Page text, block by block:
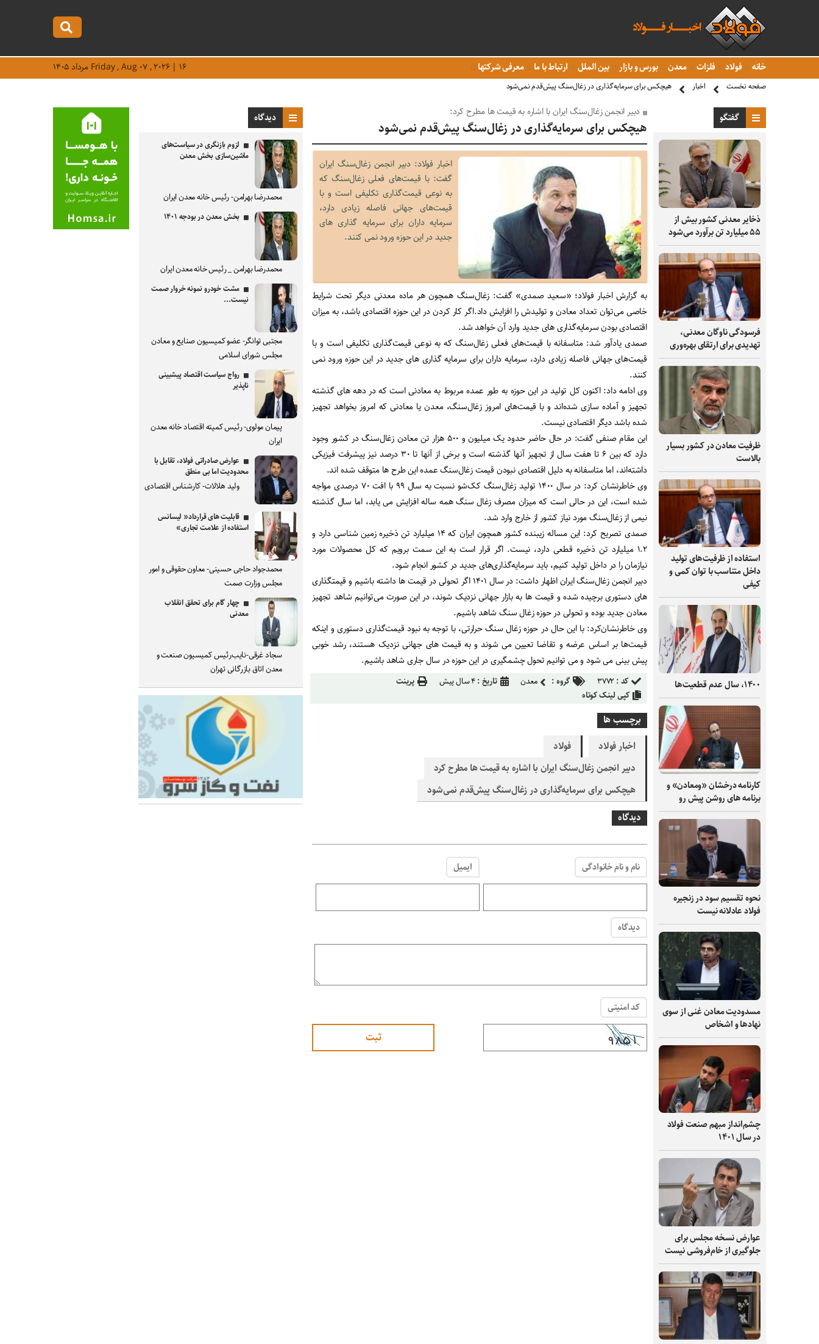
خانه فولاد فلزات معدن بورس و بازار بین الملل ارتباط با ما معرفی شرکتها Friday , Aug ۰۷ , ۲۰۲۶ | ۱۶ مرداد ۱۴۰۵
صفحه نخست اخبار هیچکس برای سرمایه‌گذاری در زغال‌سنگ پیش‌قدم نمی‌شود
گفتگو
ذخایر معدنی کشور بیش از
۵۵ میلیارد تن برآورد می‌شود
فرسودگی ناوگان معدنی،
تهدیدی برای ارتقای بهره‌وری
ظرفیت‌ معادن در کشور بسیار
بالاست
استفاده از ظرفیت‌های تولید
داخل متناسب با توان کمی و
کیفی
۱۴۰۰، سال عدم قطعیت‌ها
کارنامه درخشان «ومعادن» و
برنامه های روشن پیش رو
نحوه تقسیم سود در زنجیره
فولاد عادلانه نیست
مسدودیت معادن غنی از سوی
نهادها و اشخاص
چشم‌انداز مبهم صنعت فولاد
در سال ۱۴۰۱
عوارض نسخه مجلس برای
جلوگیری از خام‌فروشی نیست
دبیر انجمن زغال‌سنگ ایران با اشاره به قیمت ها مطرح کرد:
هیچکس برای سرمایه‌گذاری در زغال‌سنگ پیش‌قدم نمی‌شود
اخبار فولاد: دبیر انجمن زغال‌سنگ ایران
گفت: با قیمت‌های فعلی زغال‌سنگ که
به نوعی قیمت‌گذاری تکلیفی است و با
قیمت‌های جهانی فاصله زیادی دارد،
سرمایه داران برای سرمایه گذاری های
جدید در این حوزه ورود نمی کنند.
به گزارش اخبار فولاد؛ «سعید صمدی» گفت: زغال‌سنگ همچون هر ماده معدنی دیگر تحت شرایط
خاصی می‌توان تعداد معادن و تولیدش را افزایش داد.اگر کار کردن در این حوزه اقتصادی باشد، به میزان
اقتصادی بودن سرمایه‌گذاری های جدید وارد آن خواهد شد.
صمدی یادآور شد: متاسفانه با قیمت‌های فعلی زغال‌سنگ که به نوعی قیمت‌گذاری تکلیفی است و با
قیمت‌های جهانی فاصله زیادی دارد، سرمایه داران برای سرمایه گذاری های جدید در این حوزه ورود نمی
کنند.
وی ادامه داد: اکنون کل تولید در این حوزه به طور عمده مربوط به معادنی است که در دهه های گذشته
تجهیز و آماده سازی شده‌اند و با قیمت‌های امروز زغال‌سنگ، معدن یا معادنی که امروز بخواهد تجهیز
شده باشد دیگر اقتصادی نیست.
این مقام صنفی گفت: در حال حاضر حدود یک میلیون و ۵۰۰ هزار تن معادن زغال‌سنگ در کشور وجود
دارد که بین ۶ تا هفت سال از تجهیز آنها گذشته است و برخی از آنها تا ۳۰ درصد نیز پیشرفت فیزیکی
داشته‌اند، اما متاسفانه به دلیل اقتصادی نبودن قیمت زغال‌سنگ عمده این طرح ها متوقف شده اند.
وی خاطرنشان کرد: در سال ۱۴۰۰ تولید زغال‌سنگ کک‌شو نسبت به سال ۹۹ با افت ۷۰ درصدی مواجه
شده است، این در حالی است که میزان مصرف زغال سنگ همه ساله افزایش می یابد، اما سال گذشته
نیمی از زغال‌سنگ مورد نیاز کشور از خارج وارد شد.
صمدی تصریح کرد: این مساله زیبنده کشور همچون ایران که ۱۴ میلیارد تن ذخیره زمین شناسی دارد و
۱.۲ میلیارد تن ذخیره قطعی دارد، نیست. اگر قرار است به این سمت برویم که کل محصولات مورد
نیازمان را در داخل تولید کنیم، باید سرمایه‌گذاری‌های جدید در کشور انجام شود.
دبیر انجمن زغال‌سنگ ایران اظهار داشت: در سال ۱۴۰۱ اگر تحولی در قیمت ‌ها داشته باشیم و قیمتگذاری
های دستوری برچیده شده و قیمت ها به بازار جهانی نزدیک شوند، در این صورت می‌‌توانیم شاهد تجهیز
معادن جدید بوده و تحولی در حوزه زغال سنگ شاهد باشیم.
وی خاطرنشان‌کرد: با این حال در حوزه زغال سنگ حرارتی، با توجه به نبود قیمت‌گذاری دستوری و اینکه
قیمت‌ها بر اساس عرضه و تقاضا تعیین می شوند و به قیمت های جهانی نزدیک هستند، رشد خوبی
پیش بینی می شود و می توانیم تحول چشمگیری در این حوزه در سال جاری شاهد باشیم.
کد : ۳۷۷۲ گروه : معدن تاریخ :۴ سال پیش
پرینت
کپی لینک کوتاه
برچسب ها
اخبار فولاد
فولاد
دبیر انجمن زغال‌سنگ ایران با اشاره به قیمت ها مطرح کرد
هیچکس برای سرمایه‌گذاری در زغال‌سنگ پیش‌قدم نمی‌شود
دیدگاه
نام و نام خانوادگی ایمیل
دیدگاه
کد امنیتی
دیدگاه
لزوم بازنگری در سیاست‌های
ماشین‌سازی بخش معدن
محمدرضا بهرامن- رئیس خانه معدن ایران
بخش معدن در بودجه ۱۴۰۱
محمدرضا بهرامن _ رئیس خانه معدن ایران
مشت خودرو نمونه خروار صمت
نیست...
مجتبی توانگر- عضو کمیسیون صنایع و معادن
مجلس شورای اسلامی
رواج سیاست اقتصاد پیشبینی
ناپذیر
پیمان مولوی- رئیس کمیته اقتصاد خانه معدن
ایران
عوارض صادراتی فولاد، تقابل با
محدودیت اما بی منطق
ولید هلالات- کارشناس اقتصادی
قابلیت های قرارداد« لیسانس
استفاده از علامت تجاری»
محمدجواد حاجی حسینی- معاون حقوقی و امور
مجلس وزارت صمت
چهار گام برای تحقق انقلاب
معدنی
سجاد غرقی-نایب‌رئیس کمیسیون صنعت و
معدن اتاق بازرگانی تهران